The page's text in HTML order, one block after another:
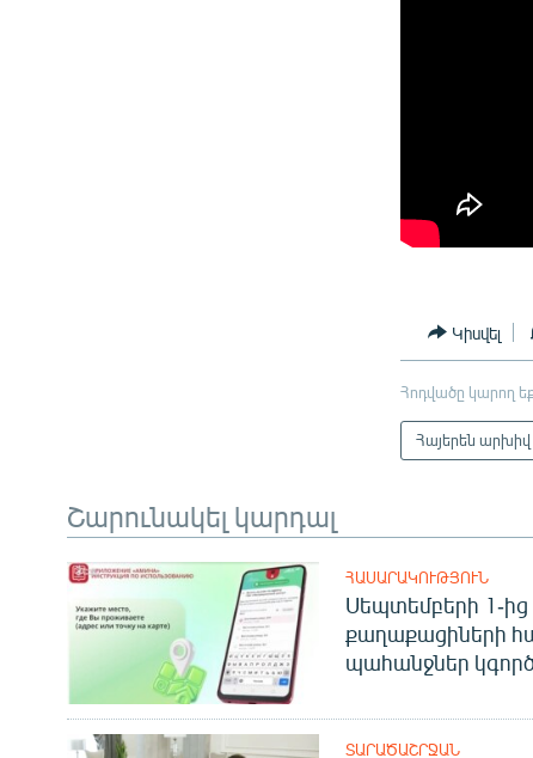
Կիսվել
Հոդվածը կարող
Հայերեն արխիվ
Շարունակել կարդալ
ՀԱՍԱՐԱԿՈՒԹՅՈՒՆ
Սեպտեմբերի 1-ից
քաղաքացիների
պահանջներ
ՏԱՐԱԾԱՇՐՋԱՆ